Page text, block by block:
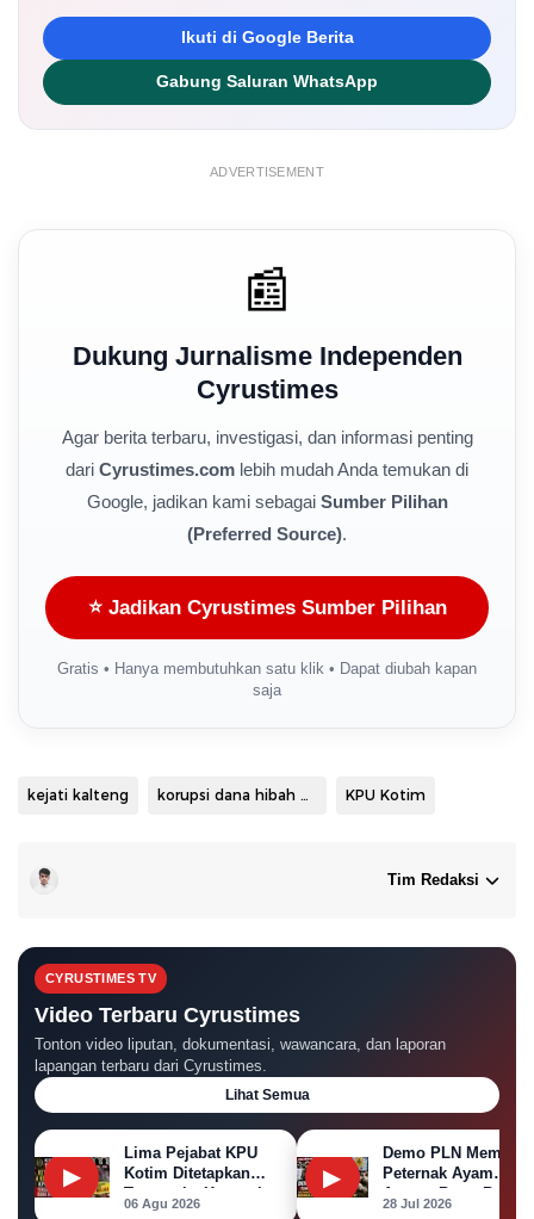
Ikuti di Google Berita
Gabung Saluran WhatsApp
ADVERTISEMENT
📰
Dukung Jurnalisme Independen
Cyrustimes
Agar berita terbaru, investigasi, dan informasi penting
dari Cyrustimes.com lebih mudah Anda temukan di
Google, jadikan kami sebagai Sumber Pilihan
(Preferred Source).
⭐ Jadikan Cyrustimes Sumber Pilihan
Gratis • Hanya membutuhkan satu klik • Dapat diubah kapan
saja
kejati kalteng korupsi dana hibah Pilkada KPU Kotim
Tim Redaksi
CYRUSTIMES TV
Video Terbaru Cyrustimes
Tonton video liputan, dokumentasi, wawancara, dan laporan
lapangan terbaru dari Cyrustimes.
Lihat Semua
▶
Lima Pejabat KPU
Kotim Ditetapkan
Tersangka Korupsi
Dana Hibah Pilkada
06 Agu 2026
▶
Demo PLN
Peternak Ayam
Ancam Bawa
Ayam ke Kantor PLN
28 Jul 2026